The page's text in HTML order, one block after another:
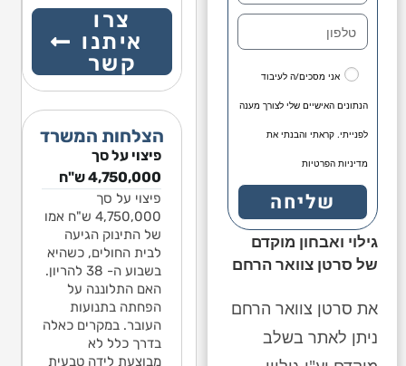
אני מסכים/ה לעיבוד
הנתונים האישיים שלי לצורך מענה
לפנייתי. קראתי והבנתי את
מדיניות הפרטיות
שליחה
גילוי ואבחון מוקדם
של סרטן צוואר הרחם
את סרטן צוואר הרחם
ניתן לאתר בשלב
צרו
איתנו
קשר
הצלחות המשרד
בן שנה ותשעה
עלה על
חצויה בגן
בירושלים. כל
התחתון של
נפל מגובה 2 מטרים
יש לו אפילפסיה.
התביעה טען
פיצוי על סך
של התינוק הגיעה
לבית החולים, כשהיא
הפחתה בתנועות
בדרך כלל לא
מבוצעת לידה טבעית
פיצוי על סך
1,541,068 ש"ח
בגין נפילה​
ילד בן שנה ותשעה
חודשים עלה על
מגלשה חצויה בגן
לאומי בירושלים. כל
החצי התחתון של
המגלשה היה חסר.
נפל מגובה 2 מטרים
ומיד סבל מפרכוס.